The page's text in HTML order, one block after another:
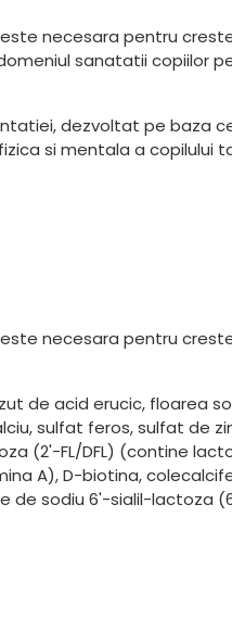
este necesara pentru
sanatatii copiilor
dezvoltat pe baza
si mentala a copilului
este necesara pentru
de acid erucic, floarea
sulfat feros, sulfat de
(2'-FL/DFL) (contine
A), D-biotina,
de sodiu 6'-sialil-lactoza